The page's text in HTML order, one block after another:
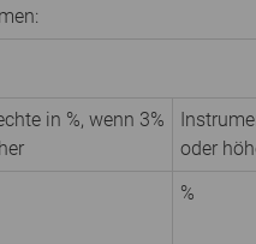
in %, wenn 3%
oder
%